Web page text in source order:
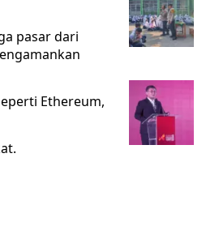
pasar dari
Ethereum,